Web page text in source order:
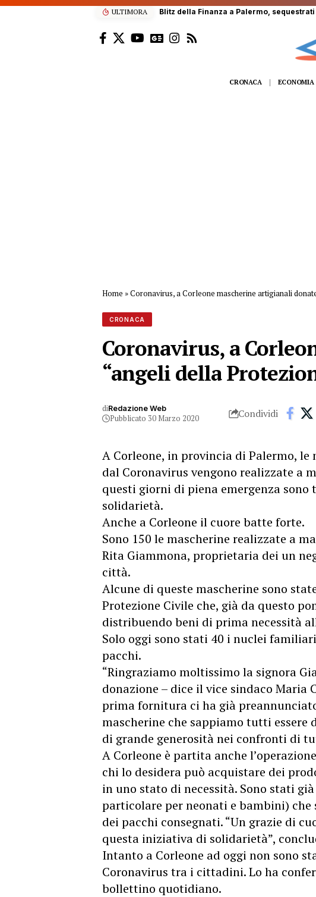
ULTIMORA Scalatore francese di 22 anni ferito a
CRONACA ECONOMIA
Home »Coronavirus, a Corleone mascherine artigianali
CRONACA
Coronavirus, a
“angeli della
diRedazione Web
Pubblicato 30 Marzo 2020 Condividi
A Corleone, in provincia di Palermo, le
dal Coronavirus vengono realizzate a
questi giorni di piena emergenza
solidarietà.
Anche a Corleone il cuore batte forte.
Sono 150 le mascherine realizzate a
Rita Giammona, proprietaria dei un
città.
Alcune di queste mascherine sono
Protezione Civile che, già da questo
distribuendo beni di prima necessità
Solo oggi sono stati 40 i nuclei
pacchi.
“Ringraziamo moltissimo la signora
donazione – dice il vice sindaco Maria
prima fornitura ci ha già
mascherine che sappiamo tutti essere
di grande generosità nei confronti di
A Corleone è partita anche
chi lo desidera può acquistare dei
in uno stato di necessità. Sono stati
particolare per neonati e bambini)
dei pacchi consegnati. “Un grazie di
questa iniziativa di solidarietà”,
Intanto a Corleone ad oggi non sono
Coronavirus tra i cittadini. Lo ha
bollettino quotidiano.